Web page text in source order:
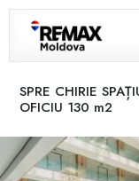
SPRE CHIRIE
OFICIU 130 m2